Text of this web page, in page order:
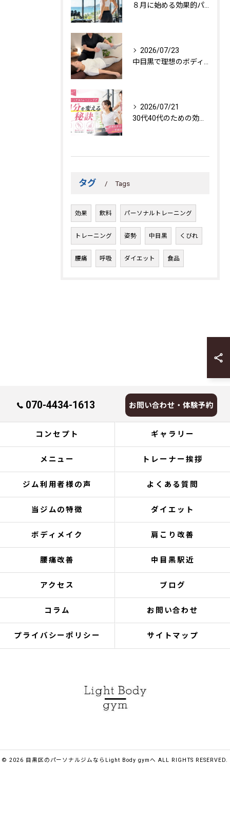
８月に始める効果的パーソナルトレーニング
2026/07/23
中目黒で理想のボディを作る方法
2026/07/21
30代40代のための効果的トレーニング法
タグ Tags
効果 飲料 パーソナルトレーニング
トレーニング 姿勢 中目黒 くびれ
腰痛 呼吸 ダイエット 食品
070-4434-1613 お問い合わせ・体験予約
コンセプト ギャラリー
メニュー トレーナー挨拶
ジム利用者様の声 よくある質問
当ジムの特徴 ダイエット
ボディメイク 肩こり改善
腰痛改善 中目黒駅近
アクセス ブログ
コラム お問い合わせ
プライバシーポリシー サイトマップ
© 2026 目黒区のパーソナルジムならLight Body gymへ ALL RIGHTS RESERVED.